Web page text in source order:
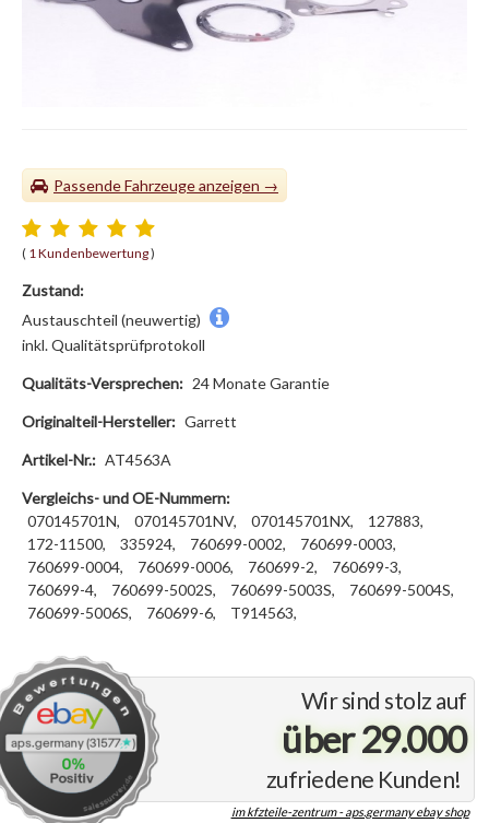
Passende Fahrzeuge
Wir sind stolz auf
über 29.000
zufriedene Kunden!
im kfzteile-zentrum - aps.germany ebay shop
( 1 Kundenbewertung)
Zustand:
Austauschteil (neuwertig)
inkl. Qualitätsprüfprotokoll
Qualitäts-Versprechen: 24 Monate Garantie
Originalteil-Hersteller: Garrett
Artikel-Nr.: AT4563A
Vergleichs- und OE-Nummern:
070145701N,
070145701NV, 070145701NX,
127883,
172-11500,
335924, 760699-0002,
760699-0003,
760699-0004,
760699-0006, 760699-2,
760699-3,
760699-4,
760699-5002S, 760699-5003S,
760699-5004S,
760699-5006S,
760699-6, T914563,